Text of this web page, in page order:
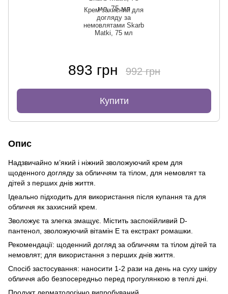
Крем захисний для
догляду за
немовлятами Skarb
Matki, 75 мл
893 грн 992 грн
Купити
Опис
Надзвичайно м’який і ніжний зволожуючий крем для
щоденного догляду за обличчям та тілом, для немовлят та
дітей з перших днів життя.
Ідеально підходить для використання після купання та для
обличчя як захисний крем.
Зволожує та злегка змащує. Містить заспокійливий D-
пантенол, зволожуючий вітамін Е та екстракт ромашки.
Рекомендації: щоденний догляд за обличчям та тілом дітей та
немовлят; для використання з перших днів життя.
Спосіб застосування: наносити 1-2 рази на день на суху шкіру
обличчя або безпосередньо перед прогулянкою в теплі дні.
Продукт дерматологічно випробуваний.